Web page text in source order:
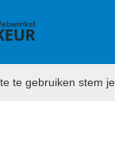
gebruiken stem